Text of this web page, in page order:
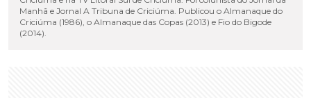
Manhã e Jornal A Tribuna de Criciúma. Publicou o Almanaque do
Criciúma (1986), o Almanaque das Copas (2013) e Fio do Bigode
(2014).